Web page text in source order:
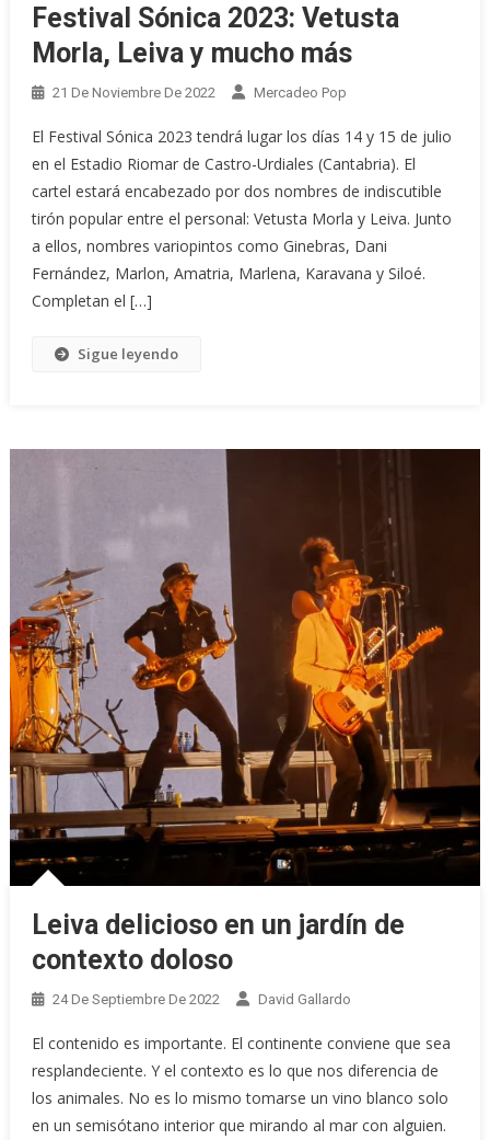
Festival Sónica 2023: Vetusta
Morla, Leiva y mucho más
21 De Noviembre De 2022 Mercadeo Pop
El Festival Sónica 2023 tendrá lugar los días 14 y 15 de julio
en el Estadio Riomar de Castro-Urdiales (Cantabria). El
cartel estará encabezado por dos nombres de indiscutible
tirón popular entre el personal: Vetusta Morla y Leiva. Junto
a ellos, nombres variopintos como Ginebras, Dani
Fernández, Marlon, Amatria, Marlena, Karavana y Siloé.
Completan el […]
Sigue leyendo
Leiva delicioso en un jardín de
contexto doloso
24 De Septiembre De 2022 David Gallardo
El contenido es importante. El continente conviene que sea
resplandeciente. Y el contexto es lo que nos diferencia de
los animales. No es lo mismo tomarse un vino blanco solo
en un semisótano interior que mirando al mar con alguien.